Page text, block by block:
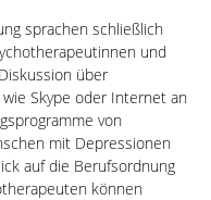
sprachen schließlich
und
über
Skype oder Internet an
von
mit Depressionen
auf die Berufsordnung
können